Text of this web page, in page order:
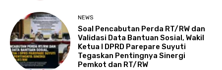
NEWS
Soal Pencabutan Perda RT/RW dan
Validasi Data Bantuan Sosial, Wakil
Ketua I DPRD Parepare Suyuti
Tegaskan Pentingnya Sinergi
Pemkot dan RT/RW